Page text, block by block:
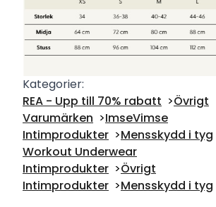
Kategorier:
REA - Upp till 70% rabatt
Övrigt
Varumärken
ImseVimse
Intimprodukter
Mensskydd i tyg
Workout Underwear
Intimprodukter
Övrigt
Intimprodukter
Mensskydd i tyg